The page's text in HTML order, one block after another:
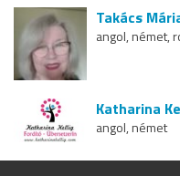
Takács
angol, német,
Katharina
angol, német